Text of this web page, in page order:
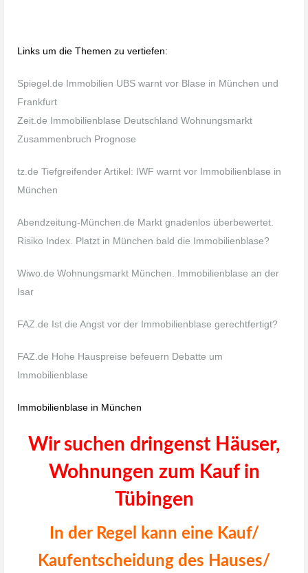
Links um die Themen zu vertiefen:
Spiegel.de Immobilien UBS warnt vor Blase in München und
Frankfurt
Zeit.de Immobilienblase Deutschland Wohnungsmarkt
Zusammenbruch Prognose
tz.de Tiefgreifender Artikel: IWF warnt vor Immobilienblase in
München
Abendzeitung-München.de Markt gnadenlos überbewertet.
Risiko Index. Platzt in München bald die Immobilienblase?
Wiwo.de Wohnungsmarkt München. Immobilienblase an der
Isar
FAZ.de Ist die Angst vor der Immobilienblase gerechtfertigt?
FAZ.de Hohe Hauspreise befeuern Debatte um
Immobilienblase
Immobilienblase in München
Wir suchen dringenst Häuser,
Wohnungen zum Kauf in
Tübingen
In der Regel kann eine Kauf/
Kaufentscheidung des Hauses/